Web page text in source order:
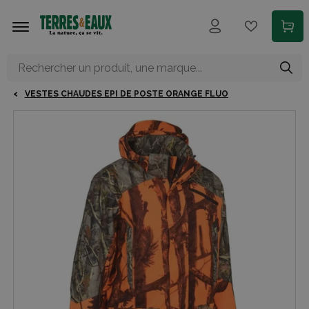
VESTES CHAUDES EPI DE POSTE ORANGE FLUO